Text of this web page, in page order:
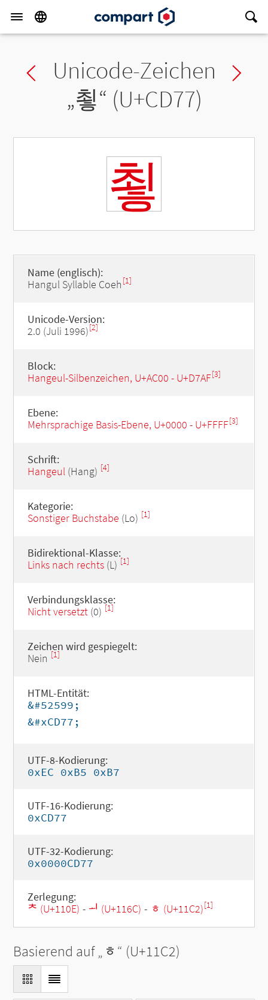
Previous char
Unicode-Zeichen
„쵷“ (U+CD77)
쵷
Name (englisch):
Hangul Syllable Coeh [1]
Unicode-Version:
2.0 (Juli 1996)[2]
Block:
Hangeul-Silbenzeichen, U+AC00 - U+D7AF[3]
Ebene:
Mehrsprachige Basis-Ebene, U+0000 - U+FFFF[3]
Schrift:
Hangeul(Hang) [4]
Kategorie:
Sonstiger Buchstabe (Lo) [1]
Bidirektional-Klasse:
Links nach rechts(L) [1]
Verbindungsklasse:
Nicht versetzt(0) [1]
Zeichen wird gespiegelt:
Nein [1]
HTML-Entität:
&#52599;
&#xCD77;
UTF-8-Kodierung:
0xEC 0xB5 0xB7
UTF-16-Kodierung:
0xCD77
UTF-32-Kodierung:
0x0000CD77
Zerlegung:
ᄎ (U+110E) - ᅬ (U+116C) - ᇂ (U+11C2)[1]
Basierend auf „ ᇂ “ (U+11C2)